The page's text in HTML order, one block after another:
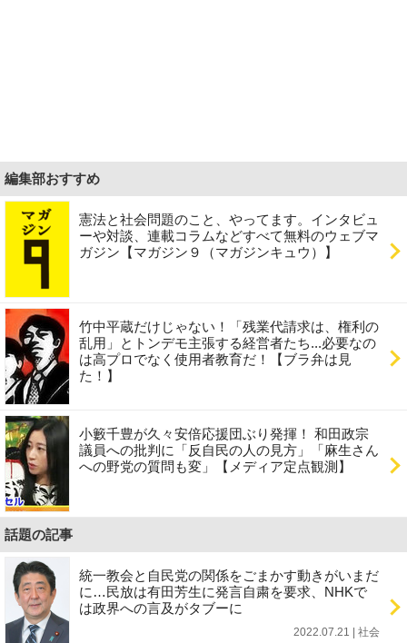
編集部おすすめ
憲法と社会問題のこと、やってます。インタビュ
ーや対談、連載コラムなどすべて無料のウェブマ
ガジン【マガジン９（マガジンキュウ）】
竹中平蔵だけじゃない！「残業代請求は、権利の
乱用」とトンデモ主張する経営者たち...必要なの
は高プロでなく使用者教育だ！【ブラ弁は見
た！】
小籔千豊が久々安倍応援団ぶり発揮！ 和田政宗
議員への批判に「反自民の人の見方」「麻生さん
への野党の質問も変」【メディア定点観測】
話題の記事
統一教会と自民党の関係をごまかす動きがいまだ
に…民放は有田芳生に発言自粛を要求、NHKで
は政界への言及がタブーに
2022.07.21 | 社会